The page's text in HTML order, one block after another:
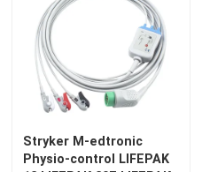
Stryker M-edtronic
Physio-control LIFEPAK